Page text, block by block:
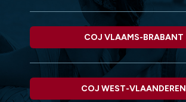
COJ VLAAMS-BRABANT
COJ WEST-VLAANDEREN